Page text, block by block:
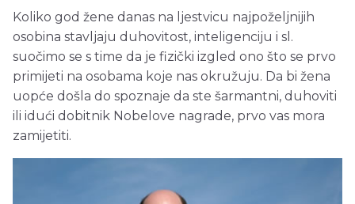
Koliko god žene danas na ljestvicu najpoželjnijih
osobina stavljaju duhovitost, inteligenciju i sl.
suočimo se s time da je fizički izgled ono što se prvo
primijeti na osobama koje nas okružuju. Da bi žena
uopće došla do spoznaje da ste šarmantni, duhoviti
ili idući dobitnik Nobelove nagrade, prvo vas mora
zamijetiti.